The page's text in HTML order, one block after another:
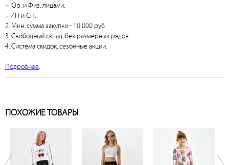
– Юр. и Физ. лицами;
– ИП и СП.
2. Мин. сумма закупки - 10 000 руб.
3. Свободный склад, без размерных рядов.
4. Система скидок, сезонные акции.
Подробнее.
ПОХОЖИЕ ТОВАРЫ